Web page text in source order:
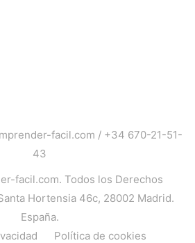
facil.com / +34 670-21-51-
43
facil.com. Todos los Derechos
Hortensia 46c, 28002 Madrid.
España.
Política de cookies